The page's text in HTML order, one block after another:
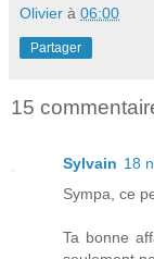
Olivier à 06:00
Partager
15
Sylvain 18
Sympa, ce
Ta bonne